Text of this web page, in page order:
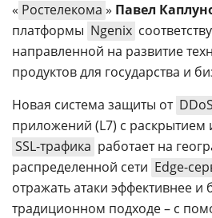
« Ростелекома » Павел
платформы Ngenix
направленной на развитие
продуктов для государства и
Новая система защиты от
приложений (L7) с раскрытием
SSL-трафика работает на
распределенной сети Edge-
отражать атаки эффективнее и
традиционном подходе – с